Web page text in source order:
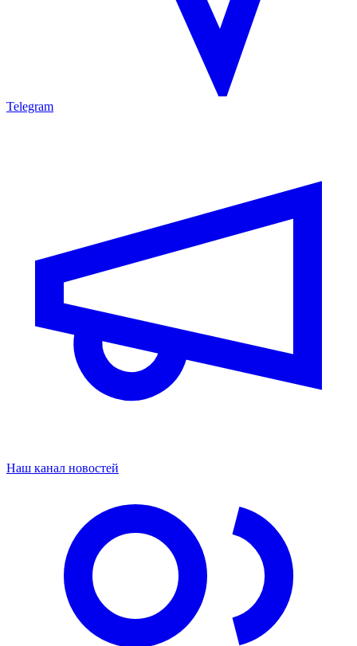
Telegram
Наш канал новостей